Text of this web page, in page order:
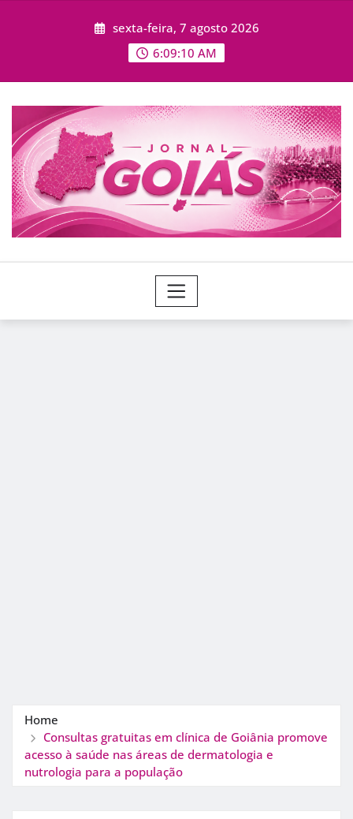
sexta-feira, 7 agosto 2026
6:09:13 AM
Home
Consultas gratuitas em clínica de Goiânia promove
acesso à saúde nas áreas de dermatologia e
nutrologia para a população